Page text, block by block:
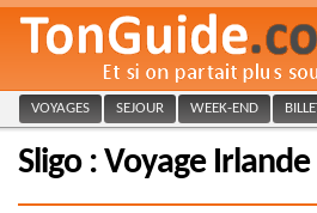
VOYAGES SEJOUR WEEK-END
Sligo : Voyage Irlande